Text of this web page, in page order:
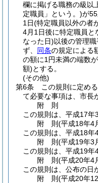
欄に掲げる職務の級以
定職員」という。)が
1日(特定職員以外の者
4月1日後に特定職員と
なった日)以後の管理職
ず、 同条の規定による
の額に1円未満の端数
額)とする。
(その他)
第6条
この規則に定め
て必要な事項は、市長
附 則
この規則は、平成17年
附 則(平成18年4
この規則は、平成18年
附 則(平成19年3
この規則は、平成19年
附 則(平成20年4
この規則は、公布の日
附 則(平成20年